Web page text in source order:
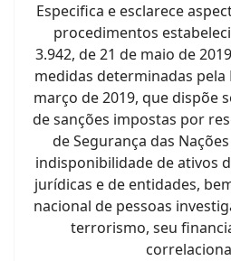
Especifica e esclarece
procedimentos
3.942, de 21 de maio de
medidas determinadas pela
março de 2019, que dispõe
de sanções impostas por
de Segurança das
indisponibilidade de ativos
jurídicas e de entidades,
nacional de pessoas
terrorismo, seu